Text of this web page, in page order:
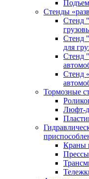
Стенды
Стенд
Стенд
для
Стенд
Стенд
Тормозные
Люфт-
Краны
Прессы